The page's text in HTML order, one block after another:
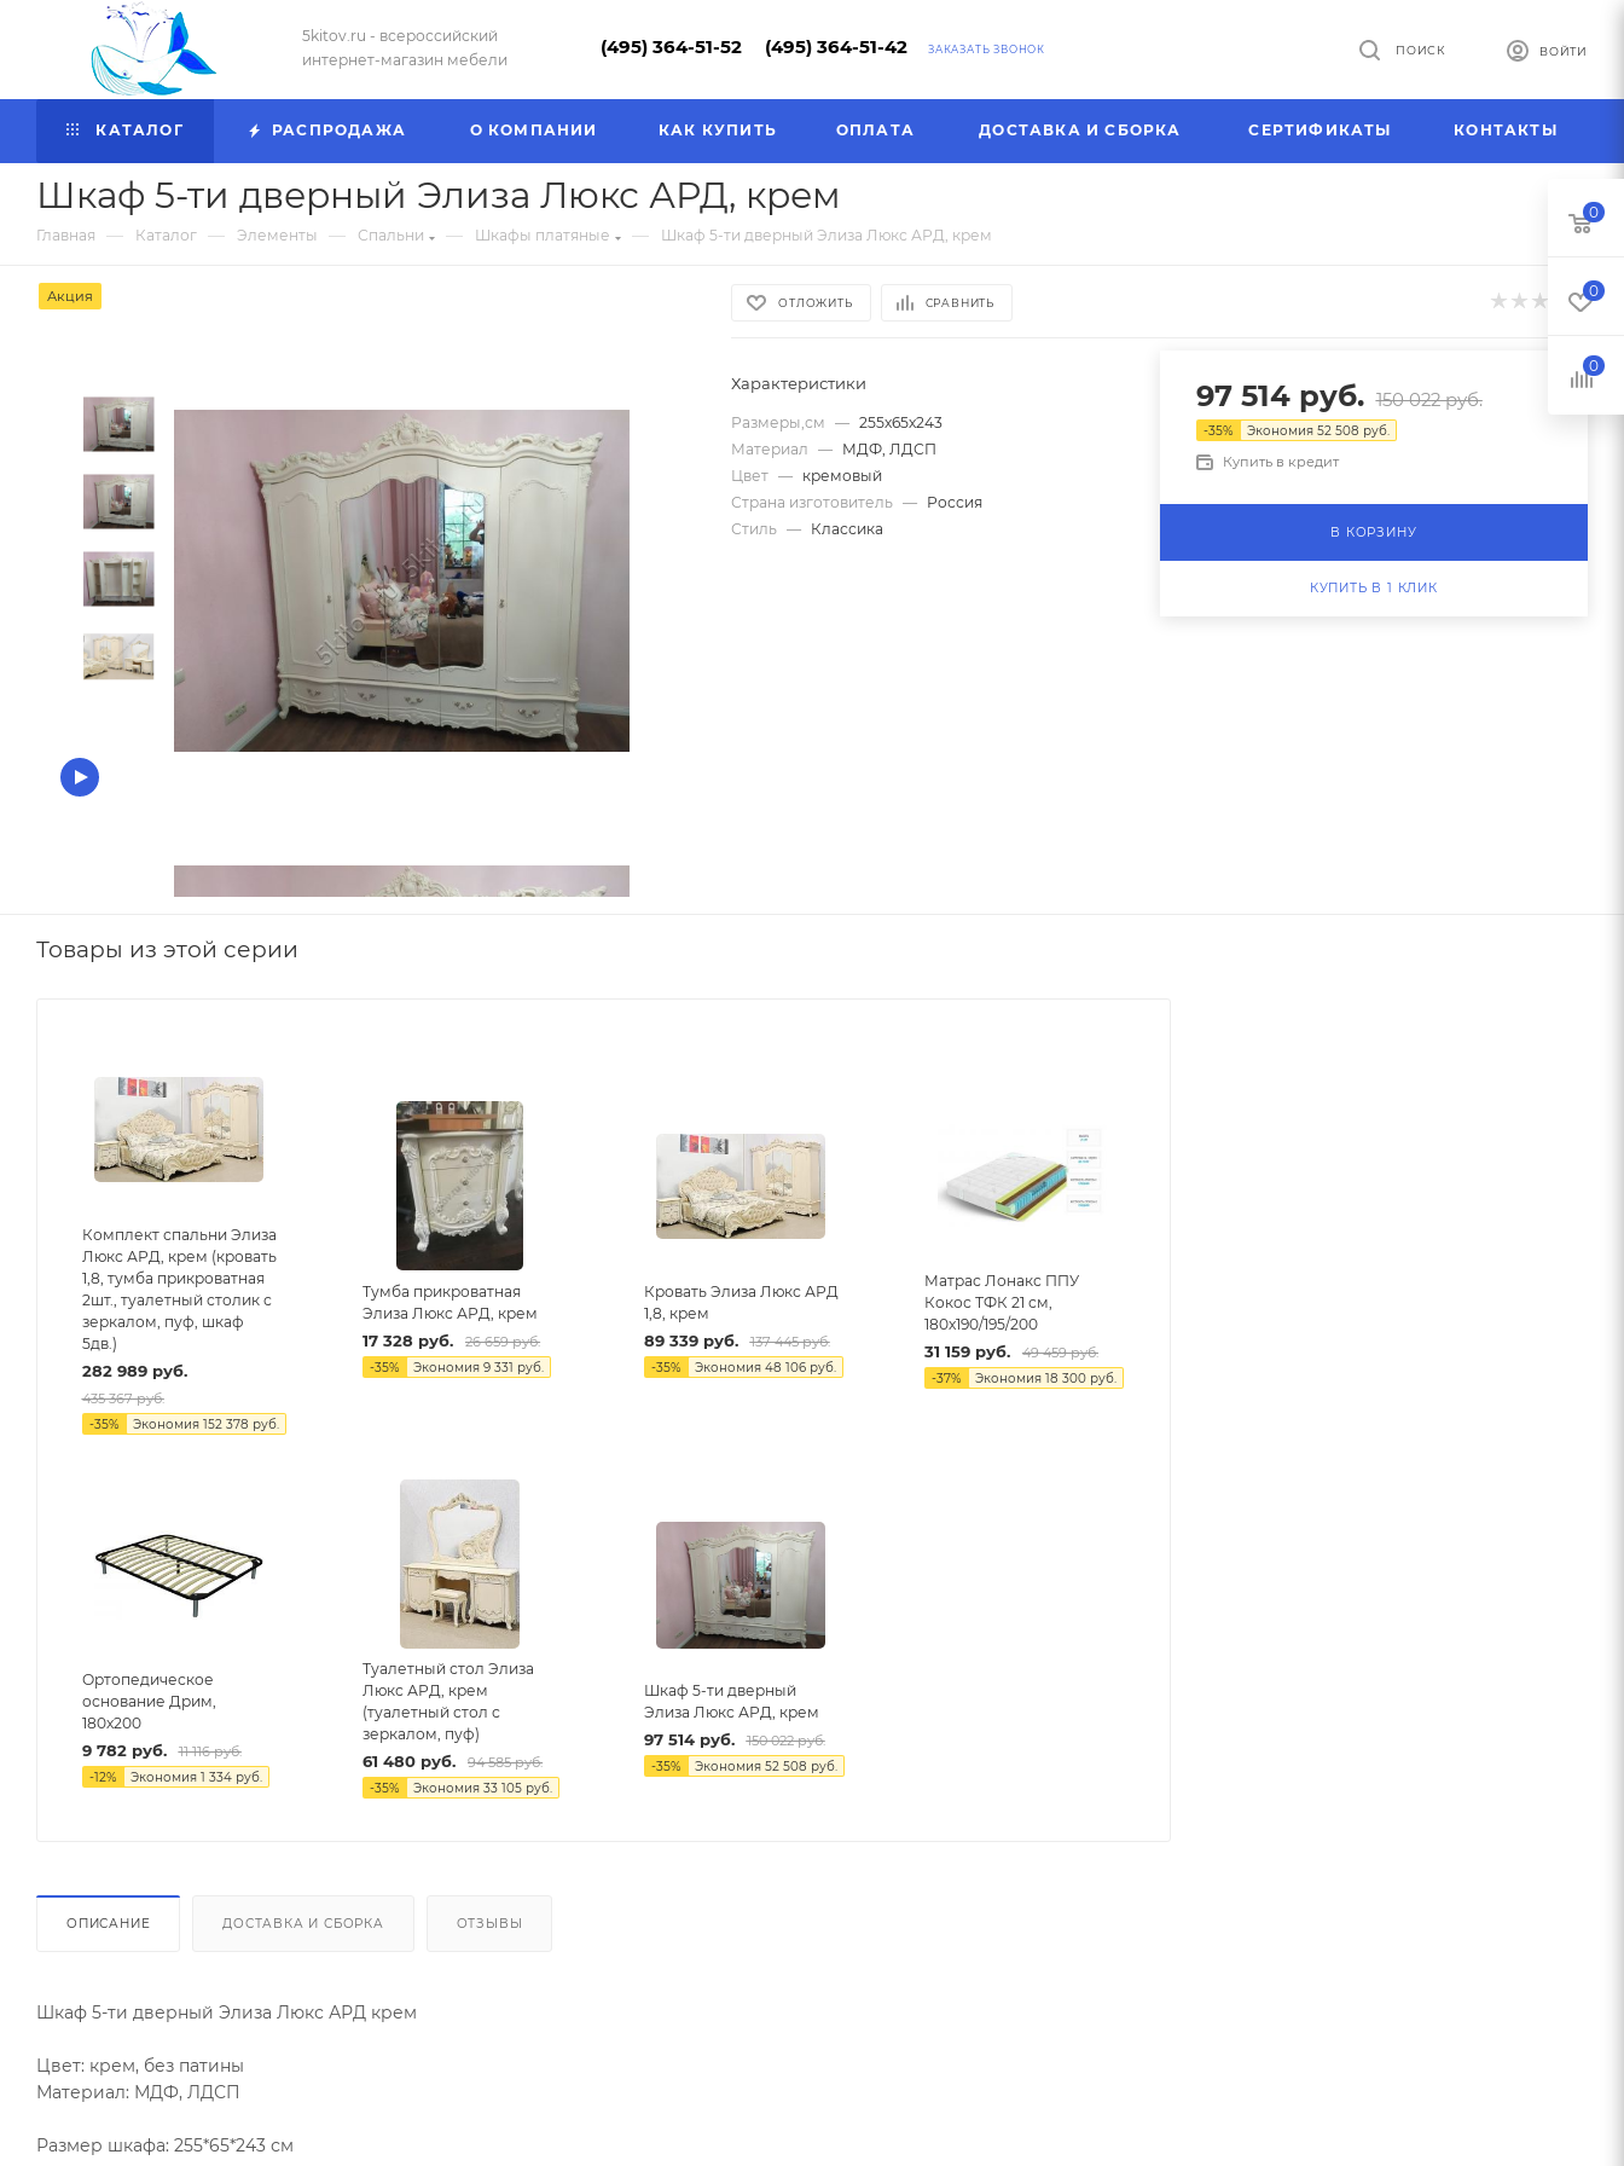
5kitov.ru - всероссийский
интернет-магазин мебели
(495) 364-51-52 (495) 364-51-42 ЗАКАЗАТЬ ЗВОНОК ВОЙТИ
ПОИСК
КАТАЛОГ РАСПРОДАЖА О КОМПАНИИ КАК КУПИТЬ ОПЛАТА ДОСТАВКА И СБОРКА СЕРТИФИКАТЫ КОНТАКТЫ
Шкаф 5-ти дверный Элиза Люкс АРД, крем
Главная — Каталог — Элементы — Спальни — Шкафы платяные — Шкаф 5-ти дверный Элиза Люкс АРД, крем
Акция ОТЛОЖИТЬ СРАВНИТЬ
Характеристики
Размеры,см — 255х65х243
Материал
— МДФ, ЛДСП
Цвет — кремовый
Страна изготовитель — Россия
Стиль — Классика
97 514руб. 150 022руб.
-35% Экономия 52 508 руб.
Купить в кредит
В КОРЗИНУ
КУПИТЬ В 1 КЛИК
Товары из этой серии
Комплект спальни Элиза
Люкс АРД, крем (кровать
1,8, тумба прикроватная
2шт., туалетный столик с
зеркалом, пуф, шкаф
5дв.)
282 989руб.
435 367руб.
-35% Экономия 152 378 руб.
Тумба прикроватная
Элиза Люкс АРД, крем
17 328 руб. 26 659руб.
-35% Экономия9 331 руб.
Кровать Элиза Люкс АРД
1,8, крем
89 339руб. 137 445руб.
-35% Экономия 48 106руб.
Матрас Лонакс ППУ
Кокос ТФК 21 см,
180х190/195/200
31 159руб. 49 459руб.
-37% Экономия 18 300руб.
Ортопедическое
основание Дрим,
180х200
9 782руб. 11 116руб.
-12% Экономия 1 334руб.
Туалетный стол Элиза
Люкс АРД, крем
(туалетный стол с
зеркалом, пуф)
61 480 руб. 94 585руб.
-35% Экономия33 105 руб.
Шкаф 5-ти дверный
Элиза Люкс АРД, крем
97 514руб. 150 022руб.
-35% Экономия 52 508 руб.
ОПИСАНИЕ ДОСТАВКА И СБОРКА ОТЗЫВЫ
Шкаф 5-ти дверный Элиза Люкс АРД крем
Цвет: крем, без патины
Материал: МДФ, ЛДСП
Размер шкафа: 255*65*243 см
0
0
0